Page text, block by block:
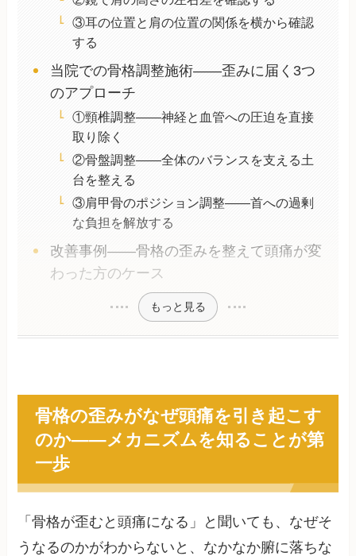
③耳の位置と肩の位置の関係を横から確認
する
当院での骨格調整施術——歪みに届く3つ
のアプローチ
①頸椎調整——神経と血管への圧迫を直接
取り除く
②骨盤調整——全体のバランスを支える土
台を整える
③肩甲骨のポジション調整——首への過剰
な負担を解放する
改善事例——骨格の歪みを整えて頭痛が変
わった方のケース
もっと見る
骨格の歪みがなぜ頭痛を引き起こす
のか——メカニズムを知ることが第
一歩
「骨格が歪むと頭痛になる」と聞いても、なぜそ
うなるのかがわからないと、なかなか腑に落ちな